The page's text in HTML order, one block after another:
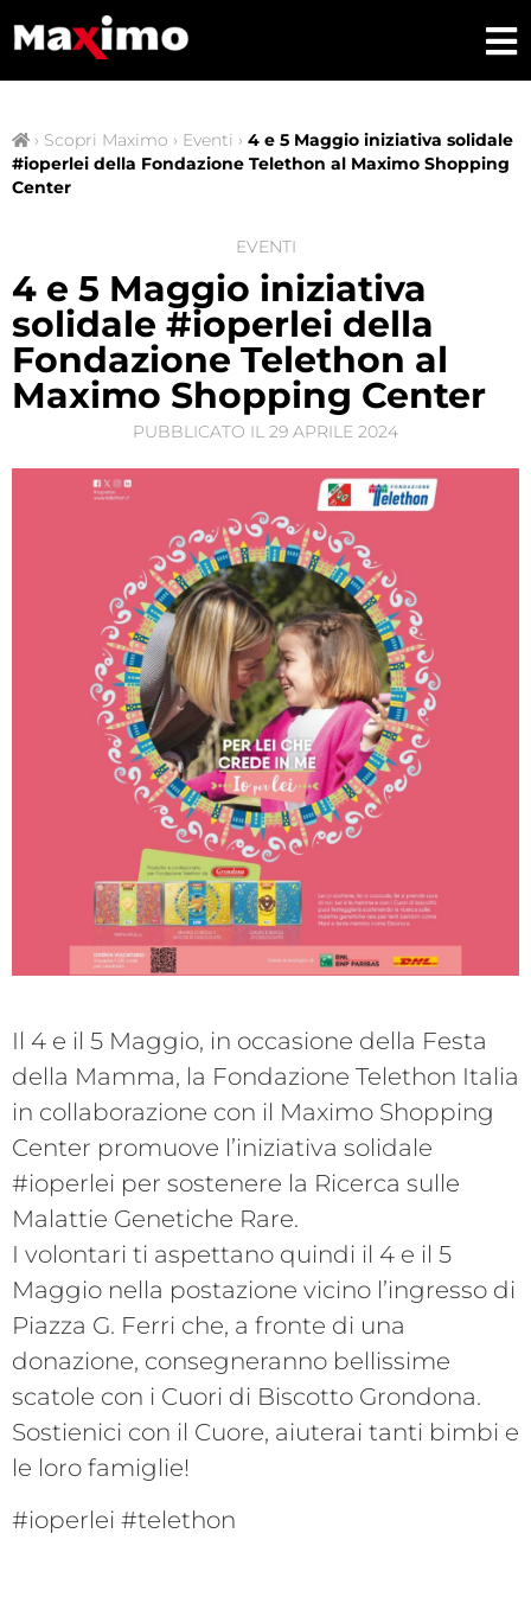
› Scopri Maximo › Eventi › 4 e 5 Maggio iniziativa solidale
#ioperlei della Fondazione Telethon al Maximo Shopping
Center
EVENTI
4 e 5 Maggio iniziativa
solidale #ioperlei della
Fondazione Telethon al
Maximo Shopping Center
PUBBLICATO IL 29 APRILE 2024
Il 4 e il 5 Maggio, in occasione della Festa
della Mamma, la Fondazione Telethon Italia
in collaborazione con il Maximo Shopping
Center promuove l’iniziativa solidale
#ioperlei per sostenere la Ricerca sulle
Malattie Genetiche Rare.
I volontari ti aspettano quindi il 4 e il 5
Maggio nella postazione vicino l’ingresso di
Piazza G. Ferri che, a fronte di una
donazione, consegneranno bellissime
scatole con i Cuori di Biscotto Grondona.
Sostienici con il Cuore, aiuterai tanti bimbi e
le loro famiglie!
#ioperlei #telethon